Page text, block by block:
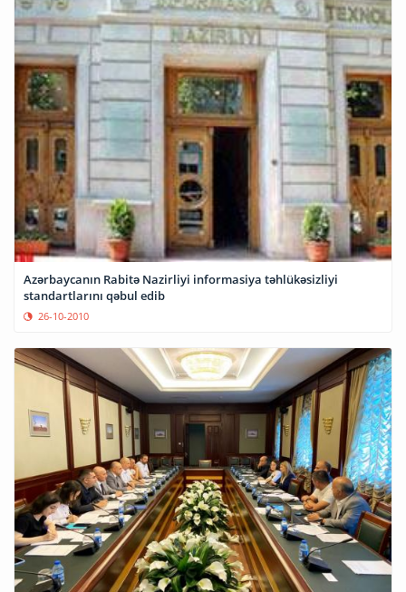
Azərbaycanın Rabitə Nazirliyi informasiya təhlükəsizliyi
standartlarını qəbul edib
26-10-2010